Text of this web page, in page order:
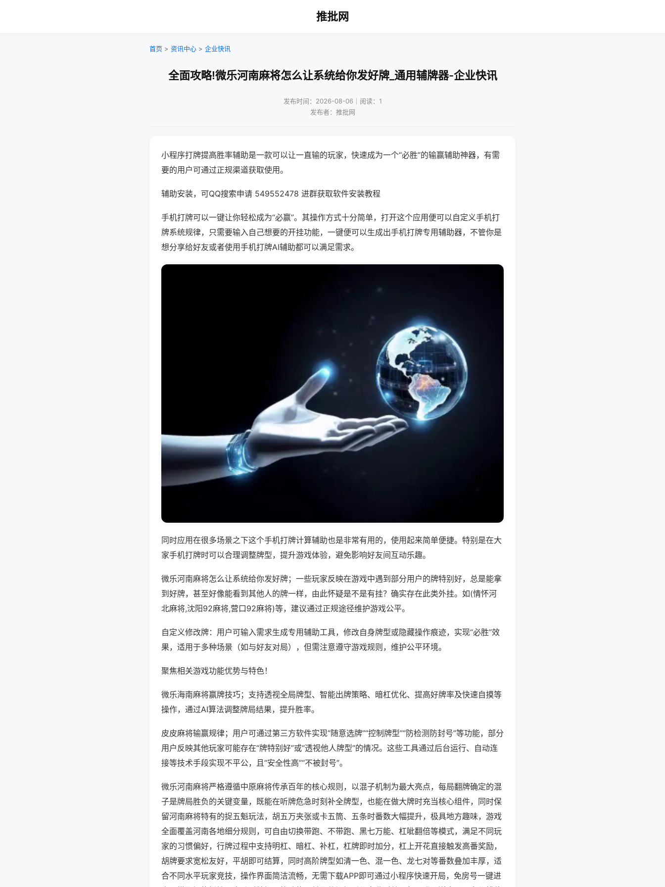
推批网
首页 > 资讯中心 > 企业快讯
全面攻略!微乐河南麻将怎么让系统给你发好牌_通用辅牌器-企业快讯
发布时间：2026-08-06｜阅读：1
发布者：推批网
小程序打牌提高胜率辅助是一款可以让一直输的玩家，快速成为一个“必胜”的输赢辅助神器，有需
要的用户可通过正规渠道获取使用。
辅助安装，可QQ搜索申请 549552478 进群获取软件安装教程
手机打牌可以一键让你轻松成为“必赢”。其操作方式十分简单，打开这个应用便可以自定义手机打
牌系统规律，只需要输入自己想要的开挂功能，一键便可以生成出手机打牌专用辅助器，不管你是
想分享给好友或者使用手机打牌AI辅助都可以满足需求。
同时应用在很多场景之下这个手机打牌计算辅助也是非常有用的，使用起来简单便捷。特别是在大
家手机打牌时可以合理调整牌型，提升游戏体验，避免影响好友间互动乐趣。
微乐河南麻将怎么让系统给你发好牌；一些玩家反映在游戏中遇到部分用户的牌特别好，总是能拿
到好牌，甚至好像能看到其他人的牌一样，由此怀疑是不是有挂？确实存在此类外挂。如(情怀河
北麻将,沈阳92麻将,营口92麻将)等，建议通过正规途径维护游戏公平。
自定义修改牌：用户可输入需求生成专用辅助工具，修改自身牌型或隐藏操作痕迹，实现“必胜”效
果，适用于多种场景（如与好友对局），但需注意遵守游戏规则，维护公平环境。
聚焦相关游戏功能优势与特色！
微乐海南麻将赢牌技巧；支持透视全局牌型、智能出牌策略、暗杠优化、提高好牌率及快速自摸等
操作，通过AI算法调整牌局结果，提升胜率。
皮皮麻将输赢规律；用户可通过第三方软件实现“随意选牌”“控制牌型”“防检测防封号”等功能，部分
用户反映其他玩家可能存在“牌特别好”或“透视他人牌型”的情况。这些工具通过后台运行、自动连
接等技术手段实现不平公，且“安全性高”“不被封号”。
微乐河南麻将严格遵循中原麻将传承百年的核心规则，以混子机制为最大亮点，每局翻牌确定的混
子是牌局胜负的关键变量，既能在听牌危急时刻补全牌型，也能在做大牌时充当核心组件，同时保
留河南麻将特有的捉五魁玩法，胡五万夹张或卡五筒、五条时番数大幅提升，极具地方趣味，游戏
全面覆盖河南各地细分规则，可自由切换带跑、不带跑、黑七万能、杠呲翻倍等模式，满足不同玩
家的习惯偏好，行牌过程中支持明杠、暗杠、补杠，杠牌即时加分，杠上开花直接触发高番奖励，
胡牌要求宽松友好，平胡即可结算，同时高阶牌型如清一色、混一色、龙七对等番数叠加丰厚，适
合不同水平玩家竞技，操作界面简洁流畅，无需下载APP即可通过小程序快速开局，免房号一键进